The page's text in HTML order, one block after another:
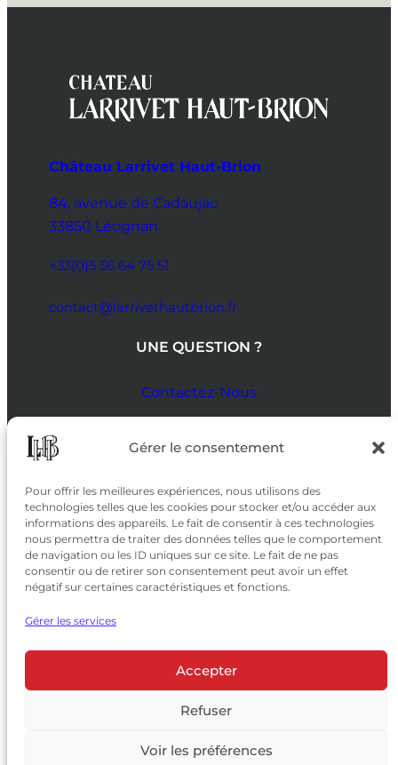
Gérer le consentement
Pour offrir les meilleures expériences, nous utilisons des
technologies telles que les cookies pour stocker et/ou accéder aux
informations des appareils. Le fait de consentir à ces technologies
nous permettra de traiter des données telles que le comportement
de navigation ou les ID uniques sur ce site. Le fait de ne pas
consentir ou de retirer son consentement peut avoir un effet
négatif sur certaines caractéristiques et fonctions.
Gérer les services
Accepter
Refuser
Voir les préférences
Château Larrivet Haut-Brion
84, avenue de Cadaujac
33850 Léognan
+33(0)5 56 64 75 51
contact@larrivethautbrion.fr
UNE QUESTION ?
Contactez-Nous
SUIVEZ-NOUS
SUR LES RÉSEAUX
© 2026 Château Larrivet Haut-Brion |
Mentions légales|Politique de confidentialité
|CGV
L’ABUS D’ALCOOL EST DANGEREUX POUR LA SANTÉ, À